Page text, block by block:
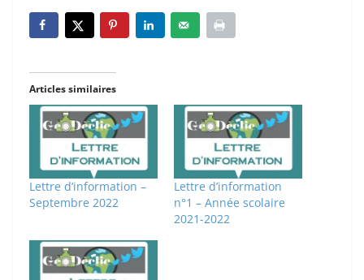
Articles similaires
Lettre d’information –
Septembre 2022
Lettre d’information
n°1 – Année scolaire
2021-2022